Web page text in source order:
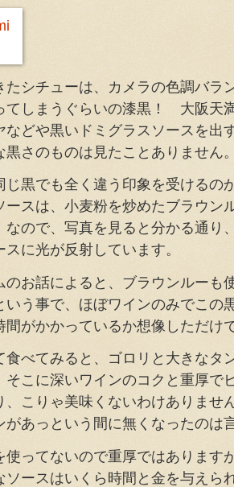
たシチューは、カメラの色調バラ
てしまうぐらいの漆黒！ 大阪天
などや黒いドミグラスソースを出
黒さのものは見たことありません
じ黒でも全く違う印象を受けるの
ースは、小麦粉を炒めたブラウン
なので、写真を見ると分かる通り
スに光が反射しています。
のお話によると、ブラウンルーも
いう事で、ほぼワインのみでこの
間がかかっているか想像しただけ
食べてみると、ゴロリと大きなタ
そこに深いワインのコクと重厚で
、こりゃ美味くないわけありませ
があっという間に無くなったのは
使ってないので重厚ではあります
ソースはいくら時間と金を与えら